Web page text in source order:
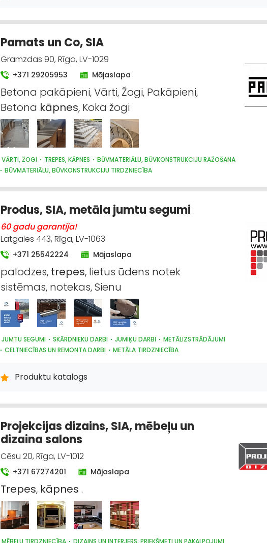
Pamats un Co, SIA
Gramzdas 90, Rīga, LV-1029
+371 29205953 Mājaslapa
Betona pakāpieni, Vārti, Žogi, Pakāpieni,
Betona kāpnes, Koka žogi
VĀRTI, ŽOGI TREPES, KĀPNES
BŪVMATERIĀLU, BŪVKONSTRUKCIJU RAŽOŠANA
BŪVMATERIĀLU, BŪVKONSTRUKCIJU TIRDZNIECĪBA
Produs, SIA, metāla jumtu segumi
60 gadu garantija!
Latgales 443, Rīga, LV-1063
+371 25542224 Mājaslapa
palodzes, trepes, lietus ūdens notek
sistēmas, notekas, Sienu
JUMTU SEGUMI SKĀRDNIEKU DARBI JUMIĶU DARBI
METĀLIZSTRĀDĀJUMI
CELTNIECĪBAS UN REMONTA DARBI
METĀLA TIRDZNIECĪBA
Produktu katalogs
Projekcijas dizains, SIA, mēbeļu un
dizaina salons
Cēsu 20, Rīga, LV-1012
+371 67274201 Mājaslapa
Trepes, kāpnes .
MĒBEĻU TIRDZNIECĪBA DIZAINS UN INTERJERS; PRIEKŠMETI UN PAKALPOJUMI